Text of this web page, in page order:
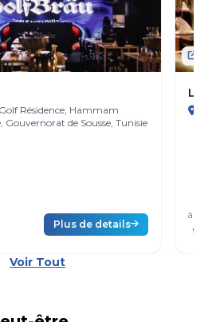
Résidence, Hammam
Gouvernorat de Sousse, Tunisie
Plus de details
à
99
Voir Tout